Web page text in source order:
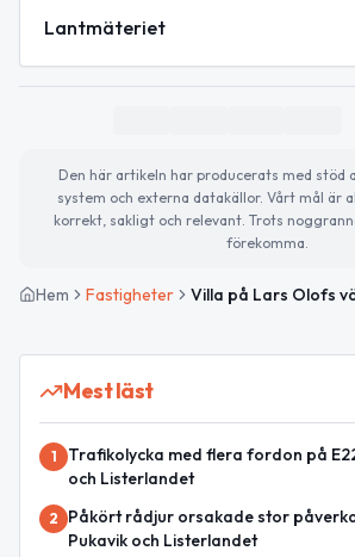
Lantmäteriet
Den här artikeln har producerats med stöd
system och externa datakällor. Vårt mål är
korrekt, sakligt och relevant. Trots
förekomma.
Hem Fastigheter
Mest läst
1
Trafikolycka med flera fordon på
och Listerlandet
2
Påkört rådjur orsakade stor
Pukavik och Listerlandet